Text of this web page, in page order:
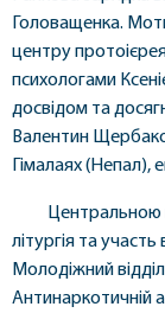
Головащенка.
центру
психологами
досвідом та
Валентин
Гімалаях (Непал),
Центральною
літургія та
Молодіжний
Антинаркотичній